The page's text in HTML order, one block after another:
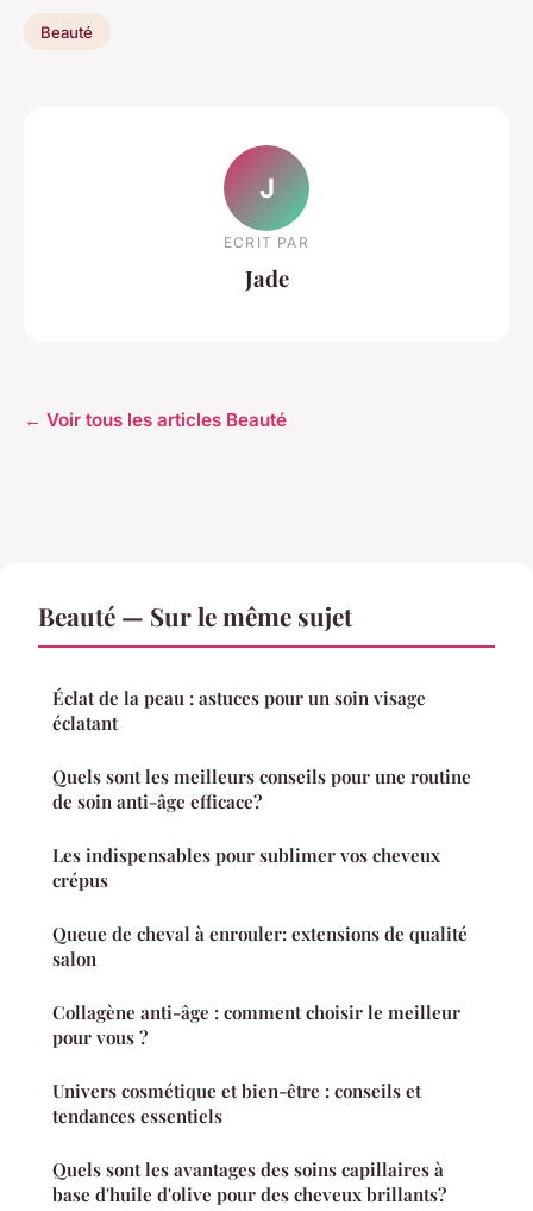
Beauté
J
ECRIT PAR
Jade
← Voir tous les articles Beauté
Beauté — Sur le même sujet
Éclat de la peau : astuces pour un soin visage
éclatant
Quels sont les meilleurs conseils pour une routine
de soin anti-âge efficace?
Les indispensables pour sublimer vos cheveux
crépus
Queue de cheval à enrouler: extensions de qualité
salon
Collagène anti-âge : comment choisir le meilleur
pour vous ?
Univers cosmétique et bien-être : conseils et
tendances essentiels
Quels sont les avantages des soins capillaires à
base d'huile d'olive pour des cheveux brillants?